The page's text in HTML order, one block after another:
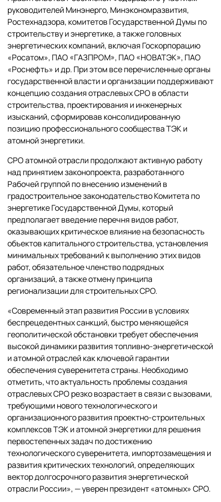
руководителей Минэнерго, Минэкономразвития,
Ростехнадзора, комитетов Государственной Думы по
строительству и энергетике, а также головных
энергетических компаний, включая Госкорпорацию
«Росатом», ПАО «ГАЗПРОМ», ПАО «НОВАТЭК», ПАО
«Роснефть» и др. При этом все перечисленные органы
государственной власти и организации поддерживают
концепцию создания отраслевых СРО в области
строительства, проектирования и инженерных
изысканий, сформировав консолидированную
позицию профессионального сообщества ТЭК и
атомной энергетики.
СРО атомной отрасли продолжают активную работу
над принятием законопроекта, разработанного
Рабочей группой по внесению изменений в
градостроительное законодательство Комитета по
энергетике Государственной Думы, который
предполагает введение перечня видов работ,
оказывающих критическое влияние на безопасность
объектов капитального строительства, установления
минимальных требований к выполнению этих видов
работ, обязательное членство подрядных
организаций, а также отмену принципа
регионализации для строительных СРО.
«Современный этап развития России в условиях
беспрецедентных санкций, быстро меняющейся
геополитической обстановки требует обеспечения
высокой динамики развития топливно-энергетической
и атомной отраслей как ключевой гарантии
обеспечения суверенитета страны. Необходимо
отметить, что актуальность проблемы создания
отраслевых СРО резко возрастает в связи с вызовами,
требующими нового технологического и
организационного развития проектно-строительных
комплексов ТЭК и атомной энергетики для решения
первостепенных задач по достижению
технологического суверенитета, импортозамещения и
развития критических технологий, определяющих
вектор долгосрочного развития энергетической
отрасли России», — уверен президент «атомных» СРО.